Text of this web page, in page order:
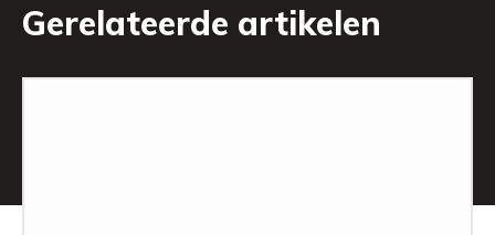
Gerelateerde artikelen